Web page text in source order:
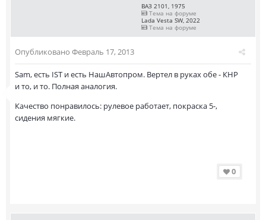
ВАЗ 2101, 1975
Тема на форуме
Lada Vesta SW, 2022
Тема на форуме
Опубликовано Февраль 17, 2013
Sam, есть IST и есть НашАвтопром. Вертел в руках обе - КНР
и то, и то. Полная аналогия.
Качество понравилось: рулевое работает, покраска 5-,
сидения мягкие.
0